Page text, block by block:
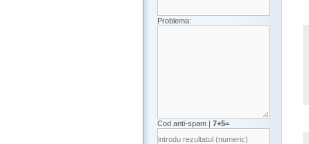
Problema:
Cod anti-spam | 7+5=